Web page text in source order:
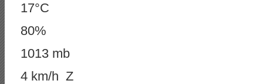
17°C
80%
1013 mb
4 km/h Z